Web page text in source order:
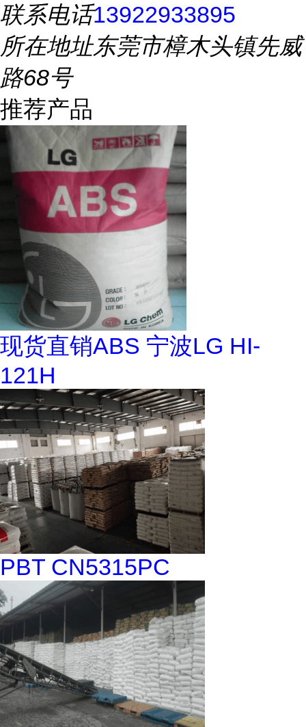
联系电话13922933895
所在地址东莞市樟木头镇先威
路68号
推荐产品
现货直销ABS 宁波LG HI-
121H
PBT CN5315PC